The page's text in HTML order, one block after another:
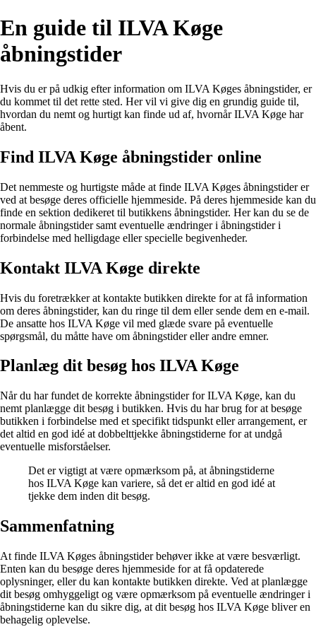
En guide til ILVA Køge
åbningstider
Hvis du er på udkig efter information om ILVA Køges åbningstider, er
du kommet til det rette sted. Her vil vi give dig en grundig guide til,
hvordan du nemt og hurtigt kan finde ud af, hvornår ILVA Køge har
åbent.
Find ILVA Køge åbningstider online
Det nemmeste og hurtigste måde at finde ILVA Køges åbningstider er
ved at besøge deres officielle hjemmeside. På deres hjemmeside kan du
finde en sektion dedikeret til butikkens åbningstider. Her kan du se de
normale åbningstider samt eventuelle ændringer i åbningstider i
forbindelse med helligdage eller specielle begivenheder.
Kontakt ILVA Køge direkte
Hvis du foretrækker at kontakte butikken direkte for at få information
om deres åbningstider, kan du ringe til dem eller sende dem en e-mail.
De ansatte hos ILVA Køge vil med glæde svare på eventuelle
spørgsmål, du måtte have om åbningstider eller andre emner.
Planlæg dit besøg hos ILVA Køge
Når du har fundet de korrekte åbningstider for ILVA Køge, kan du
nemt planlægge dit besøg i butikken. Hvis du har brug for at besøge
butikken i forbindelse med et specifikt tidspunkt eller arrangement, er
det altid en god idé at dobbelttjekke åbningstiderne for at undgå
eventuelle misforståelser.
Det er vigtigt at være opmærksom på, at åbningstiderne
hos ILVA Køge kan variere, så det er altid en god idé at
tjekke dem inden dit besøg.
Sammenfatning
At finde ILVA Køges åbningstider behøver ikke at være besværligt.
Enten kan du besøge deres hjemmeside for at få opdaterede
oplysninger, eller du kan kontakte butikken direkte. Ved at planlægge
dit besøg omhyggeligt og være opmærksom på eventuelle ændringer i
åbningstiderne kan du sikre dig, at dit besøg hos ILVA Køge bliver en
behagelig oplevelse.